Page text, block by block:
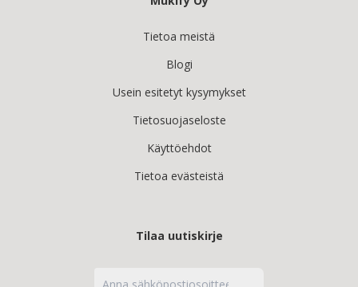
Tietoa meistä
Blogi
Usein esitetyt kysymykset
Tietosuojaseloste
Käyttöehdot
Tietoa evästeistä
Tilaa uutiskirje